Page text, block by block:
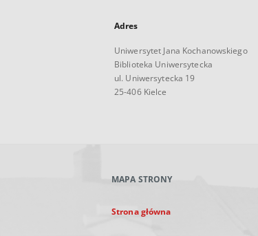
Adres
Uniwersytet Jana Kochanowskiego
Biblioteka Uniwersytecka
ul. Uniwersytecka 19
25-406 Kielce
MAPA STRONY
Strona główna